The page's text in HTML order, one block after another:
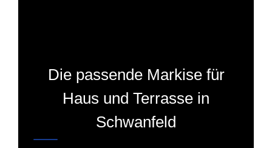
Die passende Markise für
Haus und Terrasse in
Schwanfeld